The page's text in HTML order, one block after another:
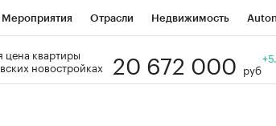
Мероприятия Отрасли Недвижимость
цена квартиры
новостройках
20 672 000 руб